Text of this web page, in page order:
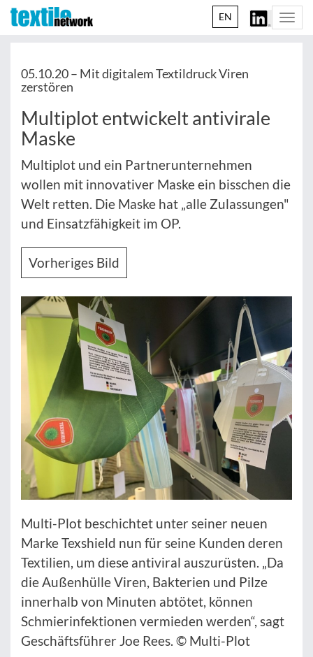
EN
05.10.20 – Mit digitalem Textildruck Viren
zerstören
Multiplot entwickelt antivirale
Maske
Multiplot und ein Partnerunternehmen
wollen mit innovativer Maske ein bisschen die
Welt retten. Die Maske hat „alle Zulassungen"
und Einsatzfähigkeit im OP.
Vorheriges Bild
Multi-Plot beschichtet unter seiner neuen
Marke Texshield nun für seine Kunden deren
Textilien, um diese antiviral auszurüsten. „Da
die Außenhülle Viren, Bakterien und Pilze
innerhalb von Minuten abtötet, können
Schmierinfektionen vermieden werden“, sagt
Geschäftsführer Joe Rees. © Multi-Plot